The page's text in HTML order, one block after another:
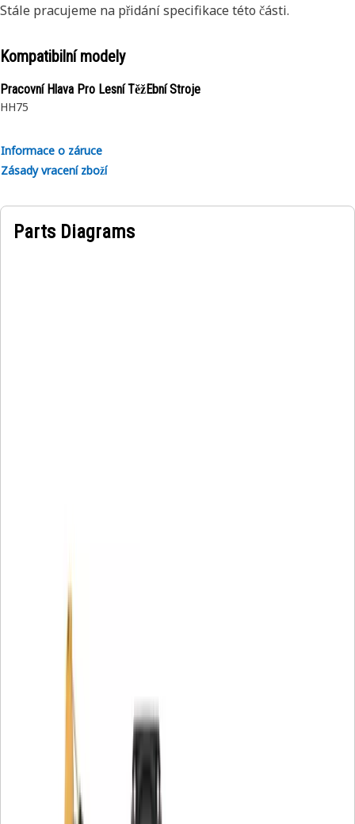
Stále pracujeme na přidání specifikace této části.
Kompatibilní modely
Pracovní Hlava Pro Lesní TěžEbní Stroje
HH75
Informace o záruce
Zásady vracení zboží
Parts Diagrams